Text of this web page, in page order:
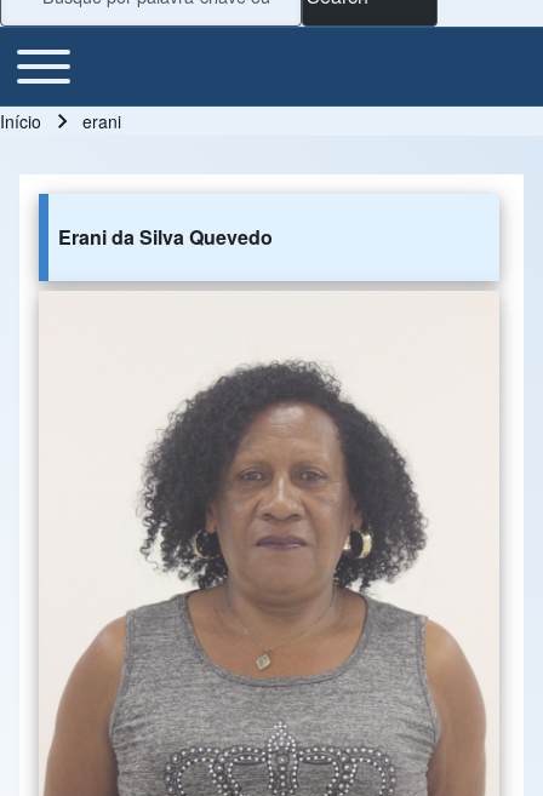
Main Menu
Toggle main menu
Início erani
Erani da Silva Quevedo